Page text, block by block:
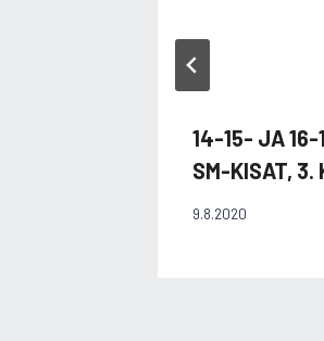
14-15- JA 16-
SM-KISAT, 3.
9.8.2020